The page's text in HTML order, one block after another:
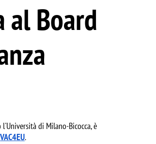
al Board
di Milano-Bicocca, è
VAC4EU.